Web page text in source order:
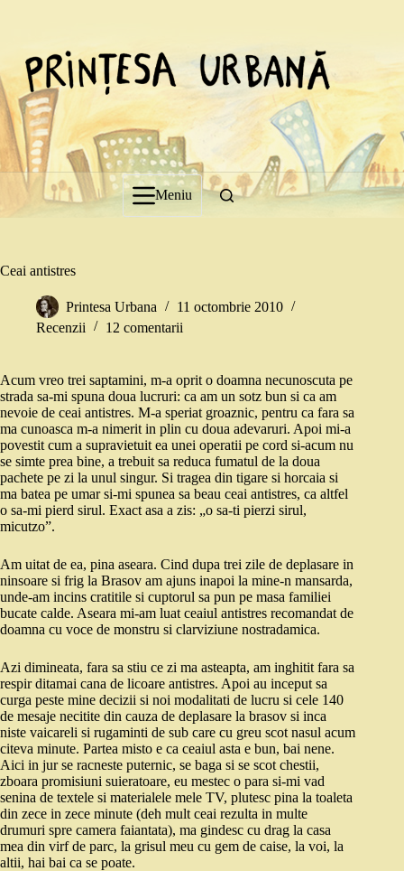
Meniu
Ceai antistres
Printesa Urbana
11 octombrie 2010
Recenzii
12 comentarii
Acum vreo trei saptamini, m-a oprit o doamna necunoscuta pe
strada sa-mi spuna doua lucruri: ca am un sotz bun si ca am
nevoie de ceai antistres. M-a speriat groaznic, pentru ca fara sa
ma cunoasca m-a nimerit in plin cu doua adevaruri. Apoi mi-a
povestit cum a supravietuit ea unei operatii pe cord si-acum nu
se simte prea bine, a trebuit sa reduca fumatul de la doua
pachete pe zi la unul singur. Si tragea din tigare si horcaia si
ma batea pe umar si-mi spunea sa beau ceai antistres, ca altfel
o sa-mi pierd sirul. Exact asa a zis: „o sa-ti pierzi sirul,
micutzo”.
Am uitat de ea, pina aseara. Cind dupa trei zile de deplasare in
ninsoare si frig la Brasov am ajuns inapoi la mine-n mansarda,
unde-am incins cratitile si cuptorul sa pun pe masa familiei
bucate calde. Aseara mi-am luat ceaiul antistres recomandat de
doamna cu voce de monstru si clarviziune nostradamica.
Azi dimineata, fara sa stiu ce zi ma asteapta, am inghitit fara sa
respir ditamai cana de licoare antistres. Apoi au inceput sa
curga peste mine decizii si noi modalitati de lucru si cele 140
de mesaje necitite din cauza de deplasare la brasov si inca
niste vaicareli si rugaminti de sub care cu greu scot nasul acum
citeva minute. Partea misto e ca ceaiul asta e bun, bai nene.
Aici in jur se racneste puternic, se baga si se scot chestii,
zboara promisiuni suieratoare, eu mestec o para si-mi vad
senina de textele si materialele mele TV, plutesc pina la toaleta
din zece in zece minute (deh mult ceai rezulta in multe
drumuri spre camera faiantata), ma gindesc cu drag la casa
mea din virf de parc, la grisul meu cu gem de caise, la voi, la
altii, hai bai ca se poate.